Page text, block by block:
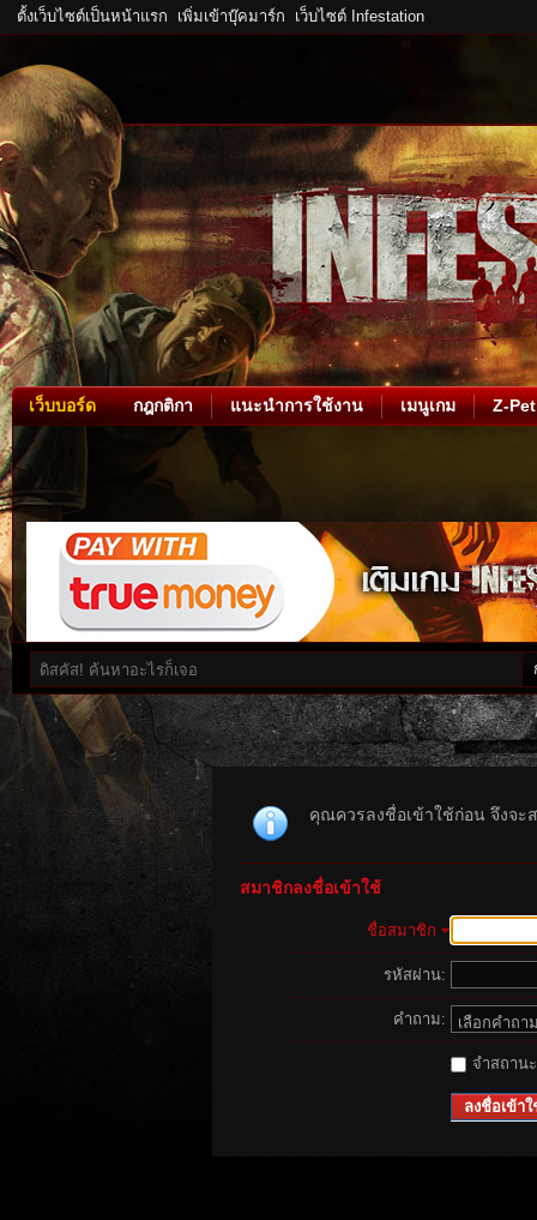
ตั้งเว็บไซต์เป็นหน้าแรก เพิ่มเข้าบุ๊คมาร์ก เว็บไซต์ Infestation
เว็บบอร์ด กฎกติกา แนะนำการใช้งาน เมนูเกม Z-Pet
คุณควรลงชื่อเข้าใช้ก่อน จึงจะ
สมาชิกลงชื่อเข้าใช้
ชื่อสมาชิก
รหัสผ่าน:
คำถาม:
จำสถาน
ลงชื่อเข้าใ